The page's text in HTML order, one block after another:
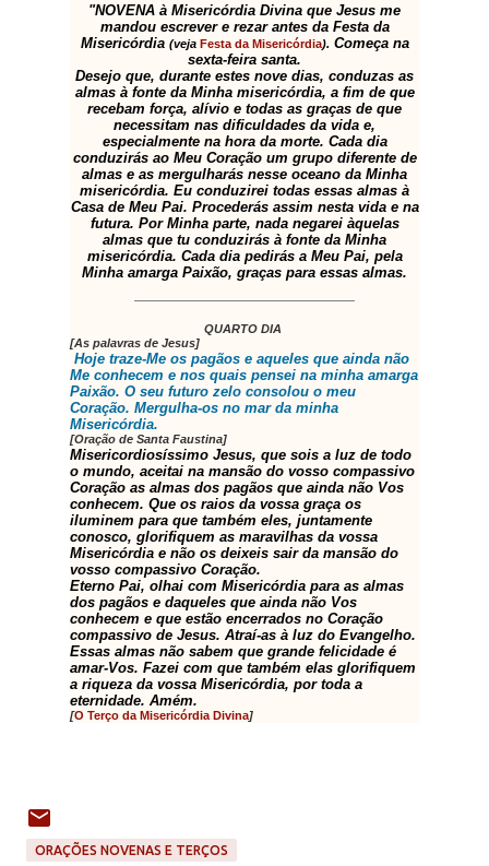
"NOVENA à Misericórdia Divina que Jesus me
mandou escrever e rezar antes da Festa da
Misericórdia (veja Festa da Misericórdia). Começa na
sexta-feira santa.
Desejo que, durante estes nove dias, conduzas as
almas à fonte da Minha misericórdia, a fim de que
recebam força, alívio e todas as graças de que
necessitam nas dificuldades da vida e,
especialmente na hora da morte. Cada dia
conduzirás ao Meu Coração um grupo diferente de
almas e as mergulharás nesse oceano da Minha
misericórdia. Eu conduzirei todas essas almas à
Casa de Meu Pai. Procederás assim nesta vida e na
futura. Por Minha parte, nada negarei àquelas
almas que tu conduzirás à fonte da Minha
misericórdia. Cada dia pedirás a Meu Pai, pela
Minha amarga Paixão, graças para essas almas.
QUARTO DIA
[As palavras de Jesus]
Hoje traze-Me os pagãos e aqueles que ainda não
Me conhecem e nos quais pensei na minha amarga
Paixão. O seu futuro zelo consolou o meu
Coração. Mergulha-os no mar da minha
Misericórdia.
[Oração de Santa Faustina]
Misericordiosíssimo Jesus, que sois a luz de todo
o mundo, aceitai na mansão do vosso compassivo
Coração as almas dos pagãos que ainda não Vos
conhecem. Que os raios da vossa graça os
iluminem para que também eles, juntamente
conosco, glorifiquem as maravilhas da vossa
Misericórdia e não os deixeis sair da mansão do
vosso compassivo Coração.
Eterno Pai, olhai com Misericórdia para as almas
dos pagãos e daqueles que ainda não Vos
conhecem e que estão encerrados no Coração
compassivo de Jesus. Atraí-as à luz do Evangelho.
Essas almas não sabem que grande felicidade é
amar-Vos. Fazei com que também elas glorifiquem
a riqueza da vossa Misericórdia, por toda a
eternidade. Amém.
[O Terço da Misericórdia Divina]
ORAÇÕES NOVENAS E TERÇOS